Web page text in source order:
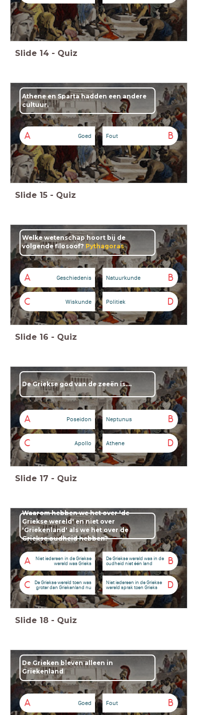
Slide 14 - Quiz
Athene en Sparta hadden een andere
cultuur.
A Goed B
Fout
Slide 15 - Quiz
Welke wetenschap hoort bij de
volgende filosoof? Pythagoras
A Geschiedenis B
Natuurkunde
C Wiskunde D
Politiek
Slide 16 - Quiz
De Griekse god van de zeeën is....
A Poseidon B
Neptunus
C Apollo D
Athene
Slide 17 - Quiz
Waarom hebben we het over 'de
Griekse wereld' en niet over
'Griekenland' als we het over de
Griekse oudheid hebben?
A
Niet iedereen in de Griekse
wereld was Grieks
B
De Griekse wereld was in de
oudheid niet één land
C
De Griekse wereld toen was
groter dan Griekenland nu
D
Niet iedereen in de Griekse
wereld sprak toen Grieks
Slide 18 - Quiz
De Grieken bleven alleen in
Griekenland
A Goed B
Fout